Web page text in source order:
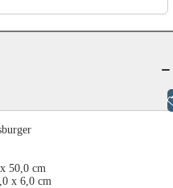
50,0 cm
x 6,0 cm